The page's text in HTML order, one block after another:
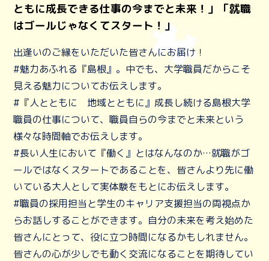
ともに成長できる仕事の今までと未来！」「就職
はゴールじゃなくてスタート！」
出逢いのご縁をいただいた皆さんにお届け！
#魅力あふれる『島根』。中でも、大学職員だからこそ
見える魅力についてお伝えします。
#『人とともに 地域とともに』成長し続ける島根大学
職員の仕事について、職員自らの今までと未来という
様々な時間軸でお伝えします。
#長い人生において『働く』とはなんなのか…就職がゴ
ールではなくスタートであることを、皆さんより先に働
いている大人として実体験をもとにお伝えします。
#職員の採用担当と学生のキャリア支援担当の両視点か
らお話しすることができます。自分の未来を考え始めた
皆さんにとって、役に立つ時間になるかもしれません。
皆さんの心が少しでも動く交流になることを期待してい